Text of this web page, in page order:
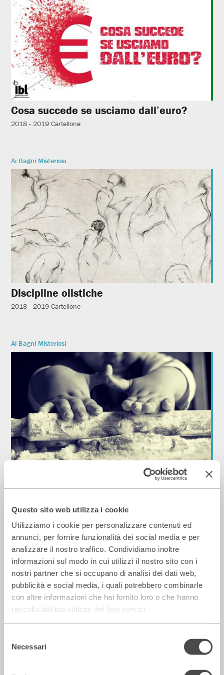
Questo sito web utilizza i cookie
Utilizziamo i cookie per personalizzare contenuti ed
annunci, per fornire funzionalità dei social media e per
analizzare il nostro traffico. Condividiamo inoltre
informazioni sul modo in cui utilizzi il nostro sito con i
nostri partner che si occupano di analisi dei dati web,
pubblicità e social media, i quali potrebbero combinarle
con altre informazioni che hai fornito loro o che hanno
raccolto dal tuo utilizzo dei loro servizi.
delNecessari
Cosa succede se usciamo dall’euro?
2018 - 2019 Cartellone
Ai Bagni Misteriosi
Discipline olistiche
2018 - 2019 Cartellone
Ai Bagni Misteriosi
Laboratori di orto-cucina a 4 mani
2018 - 2019 Cartellone
Ai Bagni Misteriosi